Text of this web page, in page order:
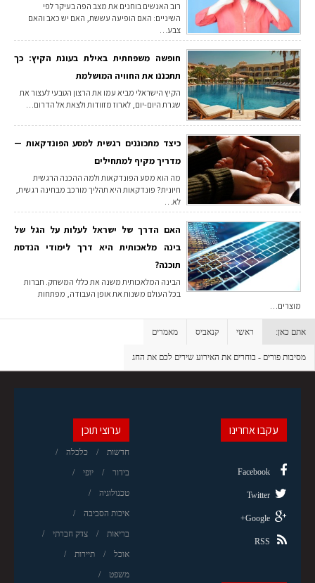
רוב האנשים בוחנים את מצב הפה בעיקר לפי
השיניים: האם הופיעה עששת, האם יש כאב והאם
צבע…
חופשה משפחתית באילת בעונת הקיץ: כך
תתכננו את החוויה המושלמת
הקיץ הישראלי מביא עמו את הרצון הטבעי לעצור את
שגרת היום-יום, לארוז מזוודות ולצאת אל הדרום…
כיצד מתכוננים רגשית למסע הפונדקאות —
מדריך מקיף למתחילים
מה הוא מסע הפונדקאות ולמה ההכנה הרגשית
חיונית? פונדקאות היא תהליך מורכב מבחינה רגשית,
לא…
האם הדרך של ישראל לעלות על הגל של
בינה מלאכותית היא דרך לימודי הנדסת
תוכנה?
הבינה המלאכותית משנה את כללי המשחק. חברות
בכל העולם משנות את אופן העבודה, מפתחות
מוצרים…
אתם כאן: ראשי קנאביס מאמרים
מסיבות פורים - בוחרים את האירוע שירים לכם את החג
ערוצי תוכן
חדשות כלכלה
בידור יופי
טכנולוגיה
איכות הסביבה
בריאות צדק חברתי
אוכל תיירות
משפט
עקבו אחרינו
Facebook
Twitter
Google+
RSS